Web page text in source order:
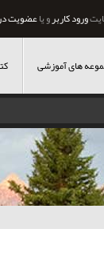
ورود کاربرو یاعضویت
های آموزشی